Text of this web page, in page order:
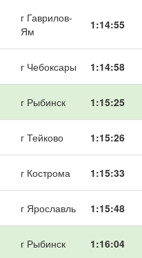
г Гаврилов-
Ям
1:14:55
г Чебоксары 1:14:58
г Рыбинск 1:15:25
г Тейково 1:15:26
г Кострома 1:15:33
г Ярославль 1:15:48
г Рыбинск 1:16:04